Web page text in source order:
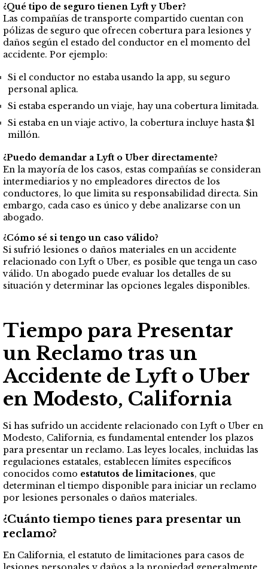
¿Qué tipo de seguro tienen Lyft y Uber?
Las compañías de transporte compartido cuentan con
pólizas de seguro que ofrecen cobertura para lesiones y
daños según el estado del conductor en el momento del
accidente. Por ejemplo:
Si el conductor no estaba usando la app, su seguro
personal aplica.
Si estaba esperando un viaje, hay una cobertura limitada.
Si estaba en un viaje activo, la cobertura incluye hasta $1
millón.
¿Puedo demandar a Lyft o Uber directamente?
En la mayoría de los casos, estas compañías se consideran
intermediarios y no empleadores directos de los
conductores, lo que limita su responsabilidad directa. Sin
embargo, cada caso es único y debe analizarse con un
abogado.
¿Cómo sé si tengo un caso válido?
Si sufrió lesiones o daños materiales en un accidente
relacionado con Lyft o Uber, es posible que tenga un caso
válido. Un abogado puede evaluar los detalles de su
situación y determinar las opciones legales disponibles.
Tiempo para Presentar
un Reclamo tras un
Accidente de Lyft o Uber
en Modesto, California
Si has sufrido un accidente relacionado con Lyft o Uber en
Modesto, California, es fundamental entender los plazos
para presentar un reclamo. Las leyes locales, incluidas las
regulaciones estatales, establecen límites específicos
conocidos como estatutos de limitaciones, que
determinan el tiempo disponible para iniciar un reclamo
por lesiones personales o daños materiales.
¿Cuánto tiempo tienes para presentar un
reclamo?
En California, el estatuto de limitaciones para casos de